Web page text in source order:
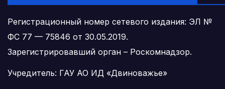
Регистрационный номер сетевого издания: ЭЛ №
ФС 77 — 75846 от 30.05.2019.
Зарегистрировавший орган – Роскомнадзор.
Учредитель: ГАУ АО ИД «Двиноважье»